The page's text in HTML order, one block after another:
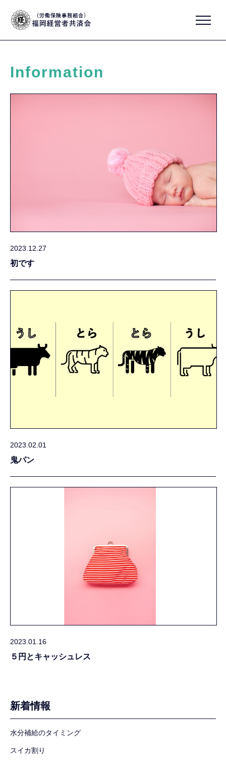
Information
2023.12.27
初です
2023.02.01
鬼パン
2023.01.16
５円とキャッシュレス
新着情報
水分補給のタイミング
スイカ割り